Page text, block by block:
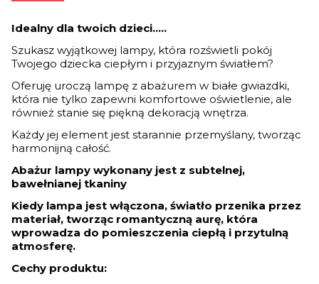
Idealny dla twoich dzieci.....
Szukasz wyjątkowej lampy, która rozświetli pokój
Twojego dziecka ciepłym i przyjaznym światłem?
Oferuję uroczą lampę z abażurem w białe gwiazdki,
która nie tylko zapewni komfortowe oświetlenie, ale
również stanie się piękną dekoracją wnętrza.
Każdy jej element jest starannie przemyślany, tworząc
harmonijną całość.
Abażur lampy wykonany jest z subtelnej,
bawełnianej tkaniny
Kiedy lampa jest włączona, światło przenika przez
materiał, tworząc romantyczną aurę, która
wprowadza do pomieszczenia ciepłą i przytulną
atmosferę.
Cechy produktu: